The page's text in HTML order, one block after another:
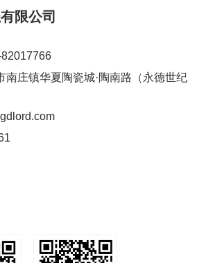
限公司
南庄镇华夏陶瓷城·陶南路（永德世纪